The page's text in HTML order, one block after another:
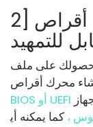
2] إنشاء محرك أقراص USB أو DVD
للتمهيد
BIOS أو UEFI
، كما يمكنه أي